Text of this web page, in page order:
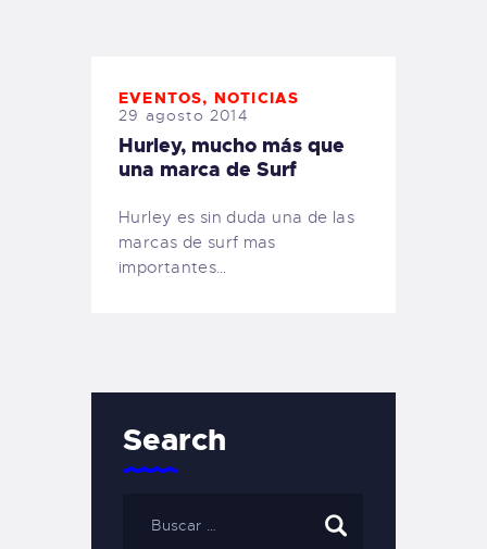
EVENTOS, NOTICIAS
29 agosto 2014
Hurley, mucho más que
una marca de Surf
Hurley es sin duda una de las
marcas de surf mas
importantes…
Search